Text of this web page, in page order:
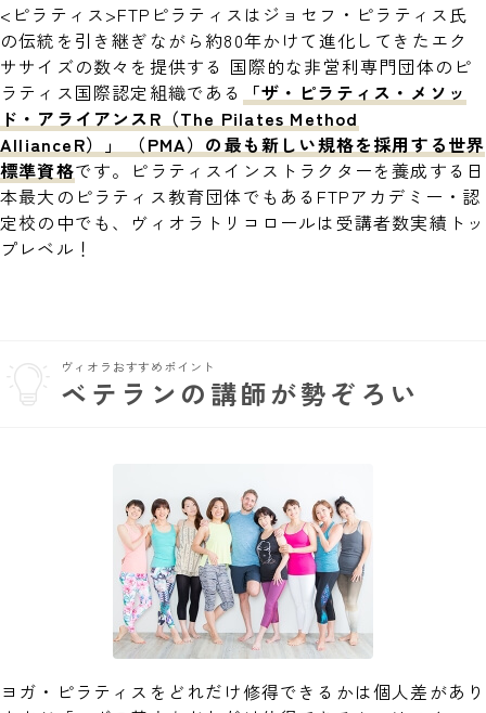
<ピラティス>FTPピラティスはジョセフ・ピラティス氏
の伝統を引き継ぎながら約80年かけて進化してきたエク
ササイズの数々を提供する 国際的な非営利専門団体のピ
ラティス国際認定組織である
「ザ・ピラティス・メソッ
ド・アライアンスR（The Pilates Method
AllianceR）」 （PMA）の最も新しい規格を採用する世界
標準資格です。ピラティスインストラクターを養成する日
本最大のピラティス教育団体でもあるFTPアカデミー・認
定校の中でも、ヴィオラトリコロールは受講者数実績トッ
プレベル！
ヴィオラおすすめポイント
ベテランの講師が勢ぞろい
ヨガ・ピラティスをどれだけ修得できるかは個人差があり